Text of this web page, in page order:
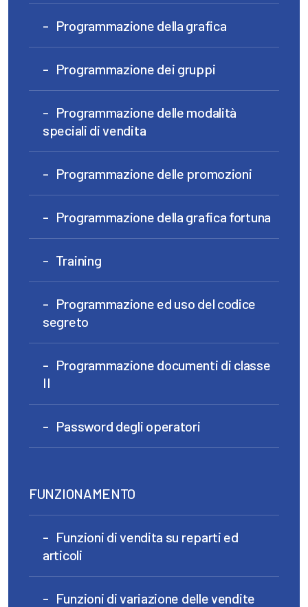
Programmazione della grafica
Programmazione dei gruppi
Programmazione delle modalità
speciali di vendita
Programmazione delle promozioni
Programmazione della grafica fortuna
Training
Programmazione ed uso del codice
segreto
Programmazione documenti di classe
II
Password degli operatori
FUNZIONAMENTO
Funzioni di vendita su reparti ed
articoli
Funzioni di variazione delle vendite